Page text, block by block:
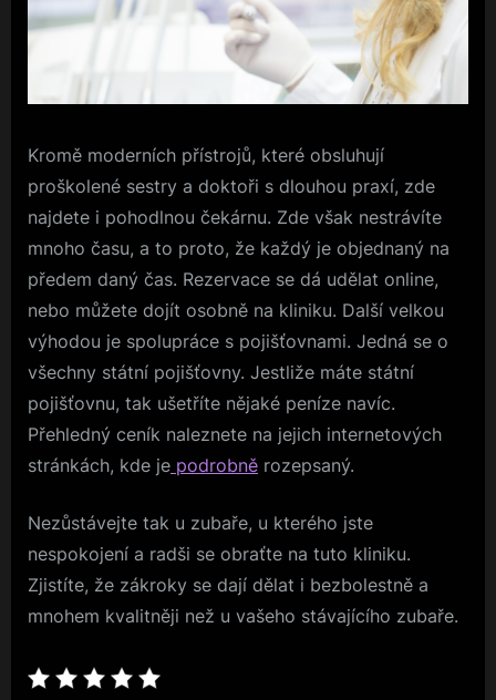
Kromě moderních přístrojů, které obsluhují
proškolené sestry a doktoři s dlouhou praxí, zde
najdete i pohodlnou čekárnu. Zde však nestrávíte
mnoho času, a to proto, že každý je objednaný na
předem daný čas. Rezervace se dá udělat online,
nebo můžete dojít osobně na kliniku. Další velkou
výhodou je spolupráce s pojišťovnami. Jedná se o
všechny státní pojišťovny. Jestliže máte státní
pojišťovnu, tak ušetříte nějaké peníze navíc.
Přehledný ceník naleznete na jejich internetových
stránkách, kde je podrobně rozepsaný.
Nezůstávejte tak u zubaře, u kterého jste
nespokojení a radši se obraťte na tuto kliniku.
Zjistíte, že zákroky se dají dělat i bezbolestně a
mnohem kvalitněji než u vašeho stávajícího zubaře.